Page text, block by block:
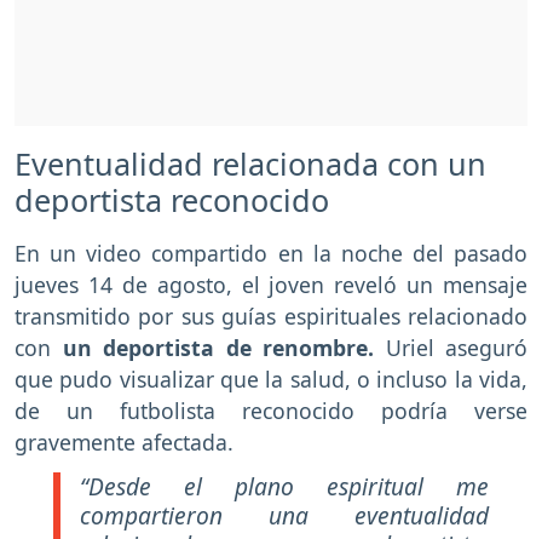
Eventualidad relacionada con un
deportista reconocido
En un video compartido en la noche del pasado
jueves 14 de agosto, el joven reveló un mensaje
transmitido por sus guías espirituales relacionado
con un deportista de renombre. Uriel aseguró
que pudo visualizar que la salud, o incluso la vida,
de un futbolista reconocido podría verse
gravemente afectada.
“Desde el plano espiritual me
compartieron una eventualidad